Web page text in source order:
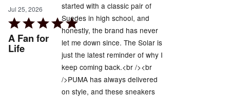
Jul 25, 2026
Rated
5
out
A Fan for
Life
started with a classic pair of
Suedes in high school, and
honestly, the brand has never
let me down since. The Solar is
just the latest reminder of why I
keep coming back.<br /><br
/>PUMA has always delivered
on style, and these sneakers